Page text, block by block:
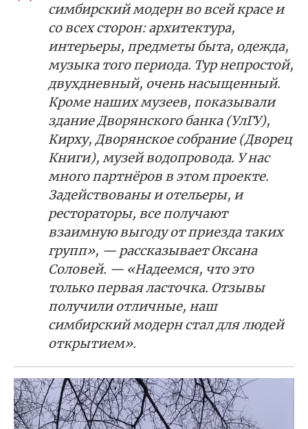
симбирский модерн во всей красе и
со всех сторон: архитектура,
интерьеры, предметы быта, одежда,
музыка того периода. Тур непростой,
двухдневный, очень насыщенный.
Кроме наших музеев, показывали
здание Дворянского банка (УлГУ),
Кирху, Дворянское собрание (Дворец
Книги), музей водопровода. У нас
много партнёров в этом проекте.
Задействованы и отельеры, и
рестораторы, все получают
взаимную выгоду от приезда таких
групп», — рассказывает Оксана
Соловей. — «Надеемся, что это
только первая ласточка. Отзывы
получили отличные, наш
симбирский модерн стал для людей
открытием».